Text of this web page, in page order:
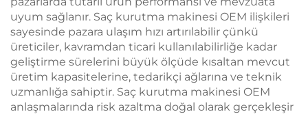
uyum sağlanır. Saç kurutma makinesi OEM ilişkileri
sayesinde pazara ulaşım hızı artırılabilir çünkü
üreticiler, kavramdan ticari kullanılabilirliğe kadar
geliştirme sürelerini büyük ölçüde kısaltan mevcut
üretim kapasitelerine, tedarikçi ağlarına ve teknik
uzmanlığa sahiptir. Saç kurutma makinesi OEM
anlaşmalarında risk azaltma doğal olarak gerçekleşir